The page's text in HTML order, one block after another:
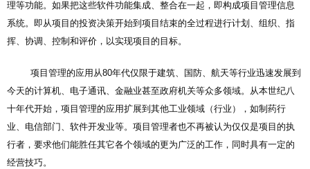
理等功能。如果把这些软件功能集成、整合在一起，即构成项目管理信息
系统。即从项目的投资决策开始到项目结束的全过程进行计划、组织、指
挥、协调、控制和评价，以实现项目的目标。
项目管理的应用从80年代仅限于建筑、国防、航天等行业迅速发展到
今天的计算机、电子通讯、金融业甚至政府机关等众多领域。从本世纪八
十年代开始，项目管理的应用扩展到其他工业领域（行业），如制药行
业、电信部门、软件开发业等。项目管理者也不再被认为仅仅是项目的执
行者，要求他们能胜任其它各个领域的更为广泛的工作，同时具有一定的
经营技巧。